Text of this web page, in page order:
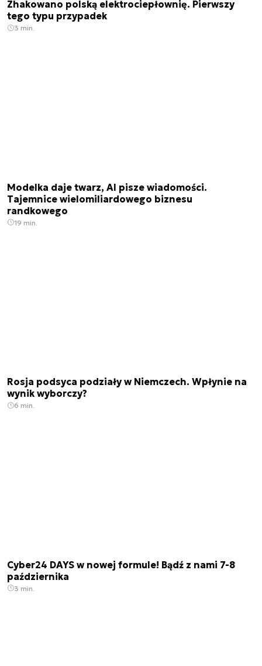
Zhakowano polską elektrociepłownię. Pierwszy
tego typu przypadek
3 min.
Modelka daje twarz, AI pisze wiadomości.
Tajemnice wielomiliardowego biznesu
randkowego
19 min.
Rosja podsyca podziały w Niemczech. Wpłynie na
wynik wyborczy?
6 min.
Cyber24 DAYS w nowej formule! Bądź z nami 7-8
października
3 min.